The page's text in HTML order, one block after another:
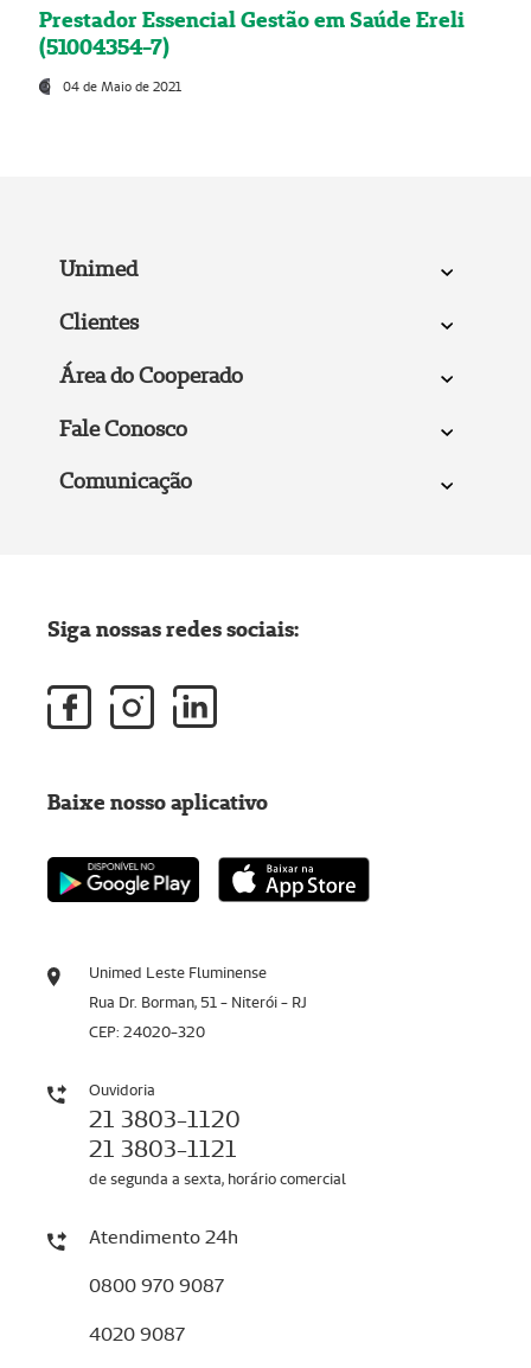
Prestador Essencial Gestão em Saúde Ereli
(51004354-7)
04 de Maio de 2021
Unimed
Clientes
Área do Cooperado
Fale Conosco
Comunicação
Unimed Leste Fluminense
Rua Dr. Borman, 51 - Niterói - RJ
CEP: 24020-320
Ouvidoria
21 3803-1120
21 3803-1121
de segunda a sexta, horário comercial
Atendimento 24h
0800 970 9087
4020 9087
Siga nossas redes sociais:
Baixe nosso aplicativo